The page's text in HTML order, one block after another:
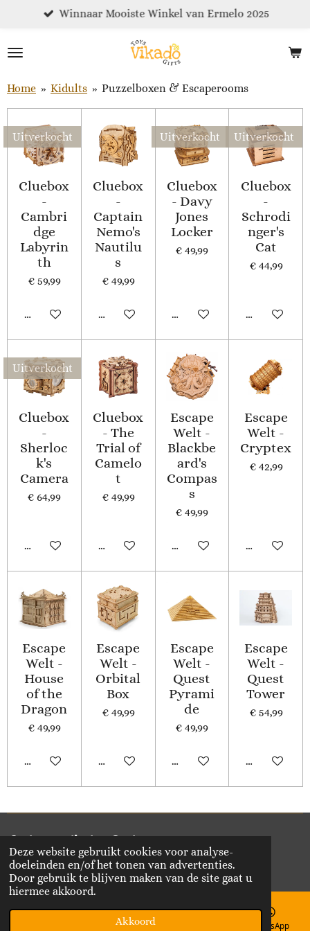
Deze website gebruikt cookies voor analyse-
doeleinden en/of het tonen van advertenties.
Door gebruik te blijven maken van de site gaat u
hiermee akkoord.
Akkoord
naar
hoofdinhoud
Winnaar Mooiste Winkel van Ermelo 2025
Home » Kidults » Puzzelboxen & Escaperooms
Uitverkocht
Cluebox
-
Cambri
dge
Labyrin
th
€ 59,99
Houd mij op de hoogte
Cluebox
-
Captain
Nemo's
Nautilu
s
€ 49,99
In winkelwagen
Uitverkocht
Cluebox
- Davy
Jones
Locker
€ 49,99
Houd mij op de hoogte
Uitverkocht
Cluebox
-
Schrodi
nger's
Cat
€ 44,99
Houd mij op
Uitverkocht
Cluebox
-
Sherloc
k's
Camera
€ 64,99
Houd mij op de hoogte
Cluebox
- The
Trial of
Camelo
t
€ 49,99
In winkelwagen
Escape
Welt -
Blackbe
ard's
Compas
s
€ 49,99
In winkelwagen
Escape
Welt -
Cryptex
€ 42,99
In
Escape
Welt -
House
of the
Dragon
€ 49,99
In winkelwagen
Escape
Welt -
Orbital
Box
€ 49,99
In winkelwagen
Escape
Welt -
Quest
Pyrami
de
€ 49,99
In winkelwagen
Escape
Welt -
Quest
Tower
€ 54,99
In
Delen Deel Share Delen
© 2020 - 2026 Vikado
JouwWeb
Telefoonnummer WhatsApp